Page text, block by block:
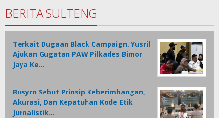
BERITA SULTENG
Terkait Dugaan Black Campaign, Yusril
Ajukan Gugatan PAW Pilkades Bimor
Jaya Ke…
Busyro Sebut Prinsip Keberimbangan,
Akurasi, Dan Kepatuhan Kode Etik
Jurnalistik…